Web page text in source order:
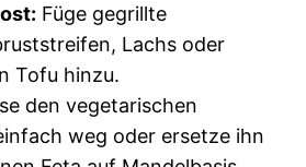
Füge gegrillte
Lachs oder
Tofu hinzu.
den vegetarischen
weg oder ersetze ihn